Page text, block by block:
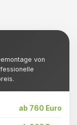
von
ab 760 Euro